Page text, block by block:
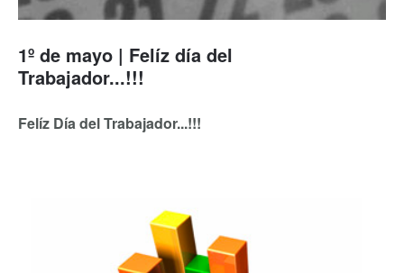
1º de mayo | Felíz día del
Trabajador...!!!
Felíz Día del Trabajador...!!!